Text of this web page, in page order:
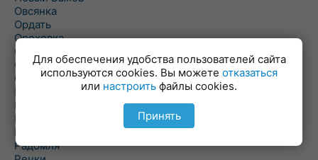
Овсянка
Ордать
Ореховка
Осиновка
Осиповичи
Осово
Павловичи
Паршино
Петуховка
Пудовня
Радомля
Для обеспечения удобства пользователей сайта
используются cookies. Вы можете отказаться
или настроить файлы cookies.
Принять